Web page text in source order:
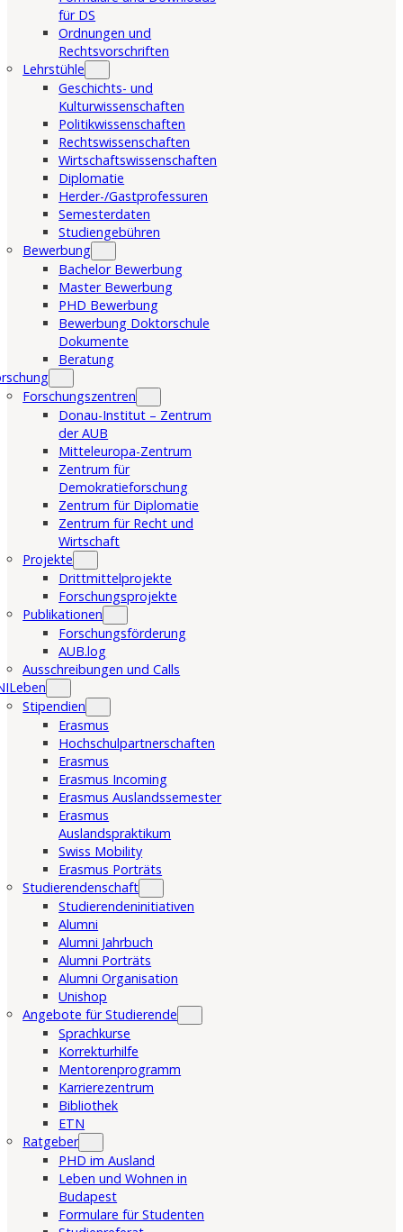
für DS
Ordnungen und
Rechtsvorschriften
Lehrstühle
Geschichts- und
Kulturwissenschaften
Politikwissenschaften
Rechtswissenschaften
Wirtschaftswissenschaften
Diplomatie
Herder-/Gastprofessuren
Semesterdaten
Studiengebühren
Bewerbung
Bachelor Bewerbung
Master Bewerbung
PHD Bewerbung
Bewerbung Doktorschule
Dokumente
Beratung
Forschungszentren
Donau-Institut – Zentrum
der AUB
Mitteleuropa-Zentrum
Zentrum für
Demokratieforschung
Zentrum für Diplomatie
Zentrum für Recht und
Wirtschaft
Projekte
Drittmittelprojekte
Forschungsprojekte
Publikationen
Forschungsförderung
AUB.log
Ausschreibungen und Calls
Stipendien
Erasmus
Hochschulpartnerschaften
Erasmus
Erasmus Incoming
Erasmus Auslandssemester
Erasmus
Auslandspraktikum
Swiss Mobility
Erasmus Porträts
Studierendenschaft
Studierendeninitiativen
Alumni
Alumni Jahrbuch
Alumni Porträts
Alumni Organisation
Unishop
Angebote für Studierende
Sprachkurse
Korrekturhilfe
Mentorenprogramm
Karrierezentrum
Bibliothek
ETN
Ratgeber
PHD im Ausland
Leben und Wohnen in
Budapest
Formulare für Studenten